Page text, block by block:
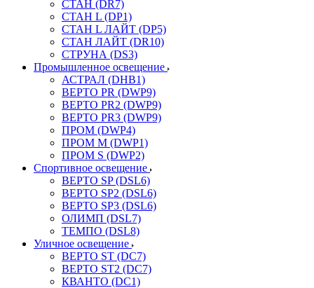
СТАН (DR7)
СТАН L (DP1)
СТАН L ЛАЙТ (DP5)
СТАН ЛАЙТ (DR10)
СТРУНА (DS3)
Промышленное освещение
АСТРАЛ (DHB1)
ВЕРТО PR (DWP9)
ВЕРТО PR2 (DWP9)
ВЕРТО PR3 (DWP9)
ПРОМ (DWP4)
ПРОМ M (DWP1)
ПРОМ S (DWP2)
Спортивное освещение
ВЕРТО SP (DSL6)
ВЕРТО SP2 (DSL6)
ВЕРТО SP3 (DSL6)
ОЛИМП (DSL7)
ТЕМПО (DSL8)
Уличное освещение
ВЕРТО ST (DC7)
ВЕРТО ST2 (DC7)
КВАНТО (DC1)